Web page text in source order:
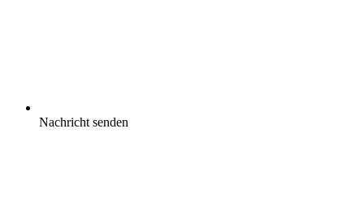
Nachricht senden